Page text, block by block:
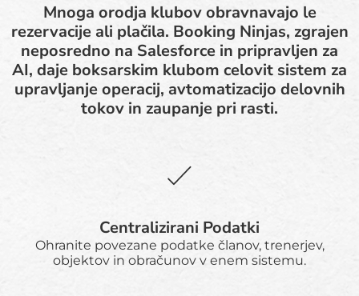
Mnoga orodja klubov obravnavajo le
rezervacije ali plačila. Booking Ninjas, zgrajen
neposredno na Salesforce in pripravljen za
AI, daje boksarskim klubom celovit sistem za
upravljanje operacij, avtomatizacijo delovnih
tokov in zaupanje pri rasti.
Centralizirani Podatki
Ohranite povezane podatke članov, trenerjev,
objektov in obračunov v enem sistemu.